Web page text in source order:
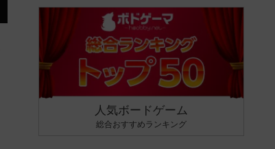
人気ボードゲーム
総合おすすめランキング